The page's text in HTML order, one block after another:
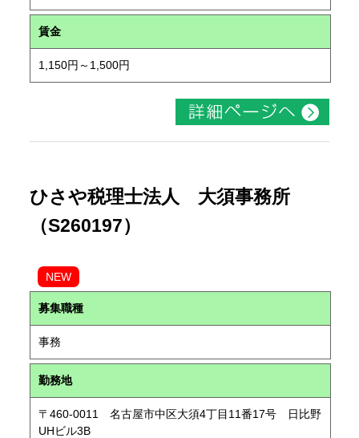
賃金
1,150円～1,500円
ひさや税理士法人 大須事務所
（S260197）
NEW
募集職種
事務
勤務地
〒460-0011 名古屋市中区大須4丁目11番17号 日比野
UHビル3B